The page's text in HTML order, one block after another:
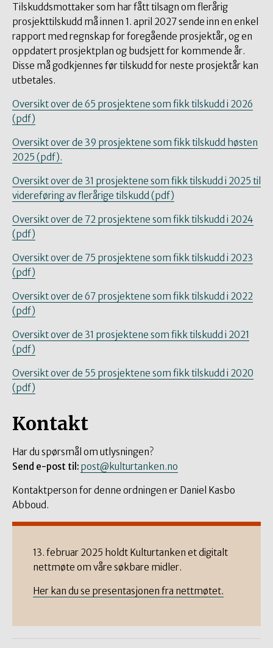
Tilskuddsmottaker som har fått tilsagn om flerårig
prosjekttilskudd må innen 1. april 2027 sende inn en enkel
rapport med regnskap for foregående prosjektår, og en
oppdatert prosjektplan og budsjett for kommende år.
Disse må godkjennes før tilskudd for neste prosjektår kan
utbetales.
Oversikt over de 65 prosjektene som fikk tilskudd i 2026
(pdf)
Oversikt over de 39 prosjektene som fikk tilskudd høsten
2025 (pdf).
Oversikt over de 31 prosjektene som fikk tilskudd i 2025 til
videreføring av flerårige tilskudd (pdf)
Oversikt over de 72 prosjektene som fikk tilskudd i 2024
(pdf)
Oversikt over de 75 prosjektene som fikk tilskudd i 2023
(pdf)
Oversikt over de 67 prosjektene som fikk tilskudd i 2022
(pdf)
Oversikt over de 31 prosjektene som fikk tilskudd i 2021
(pdf)
Oversikt over de 55 prosjektene som fikk tilskudd i 2020
(pdf)
Kontakt
Har du spørsmål om utlysningen?
Send e-post til: post@kulturtanken.no
Kontaktperson for denne ordningen er Daniel Kasbo
Abboud.
13. februar 2025 holdt Kulturtanken et digitalt
nettmøte om våre søkbare midler.
Her kan du se presentasjonen fra nettmøtet.